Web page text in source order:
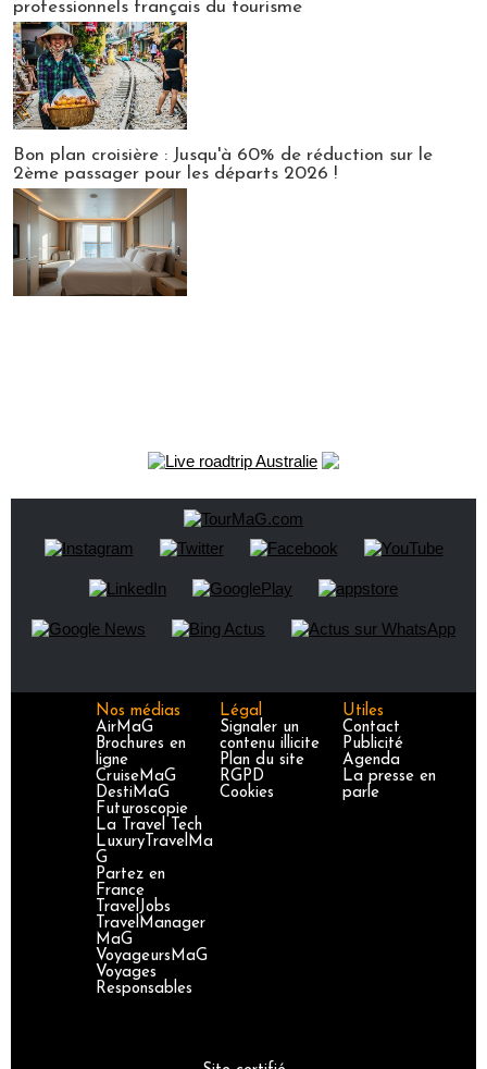
professionnels français du tourisme
Bon plan croisière : Jusqu'à 60% de réduction sur le
2ème passager pour les départs 2026 !
Nos médias
AirMaG
Brochures en
ligne
CruiseMaG
DestiMaG
Futuroscopie
La Travel Tech
LuxuryTravelMa
G
Partez en
France
TravelJobs
TravelManager
MaG
VoyageursMaG
Voyages
Responsables
Légal
Signaler un
contenu illicite
Plan du site
RGPD
Cookies
Utiles
Contact
Publicité
Agenda
La presse en
parle